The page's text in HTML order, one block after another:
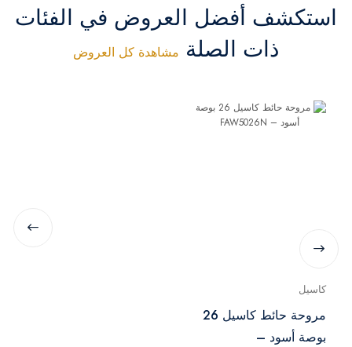
استكشف أفضل العروض في الفئات
ذات الصلة مشاهدة كل العروض
كاسيل
مروحة حائط كاسيل 26
بوصة أسود –